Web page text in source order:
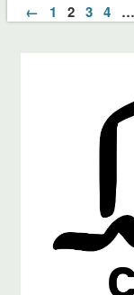
← 1 2 3 4 …